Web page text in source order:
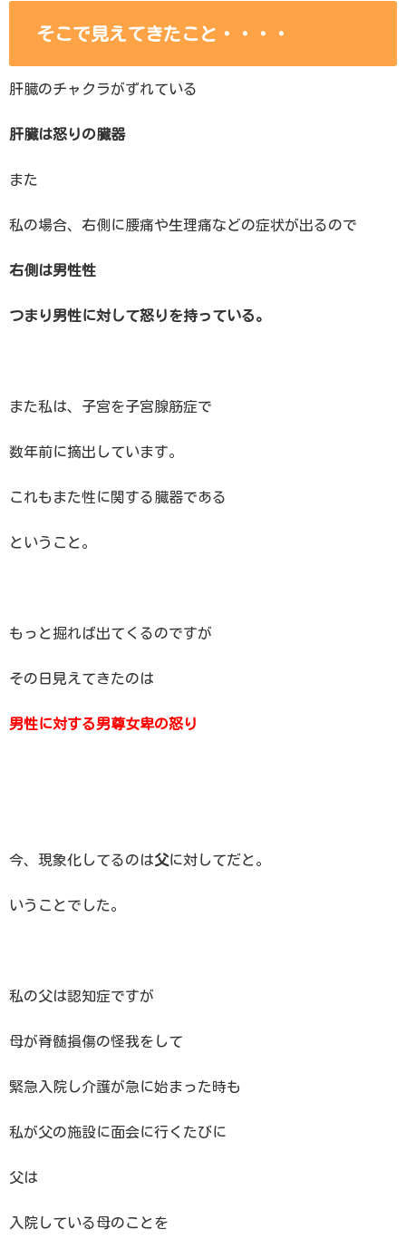
そこで見えてきたこと・・・・
肝臓のチャクラがずれている
肝臓は怒りの臓器
また
私の場合、右側に腰痛や生理痛などの症状が出るので
右側は男性性
つまり男性に対して怒りを持っている。
また私は、子宮を子宮腺筋症で
数年前に摘出しています。
これもまた性に関する臓器である
ということ。
もっと掘れば出てくるのですが
その日見えてきたのは
男性に対する男尊女卑の怒り
今、現象化してるのは父に対してだと。
いうことでした。
私の父は認知症ですが
母が脊髄損傷の怪我をして
緊急入院し介護が急に始まった時も
私が父の施設に面会に行くたびに
父は
入院している母のことを